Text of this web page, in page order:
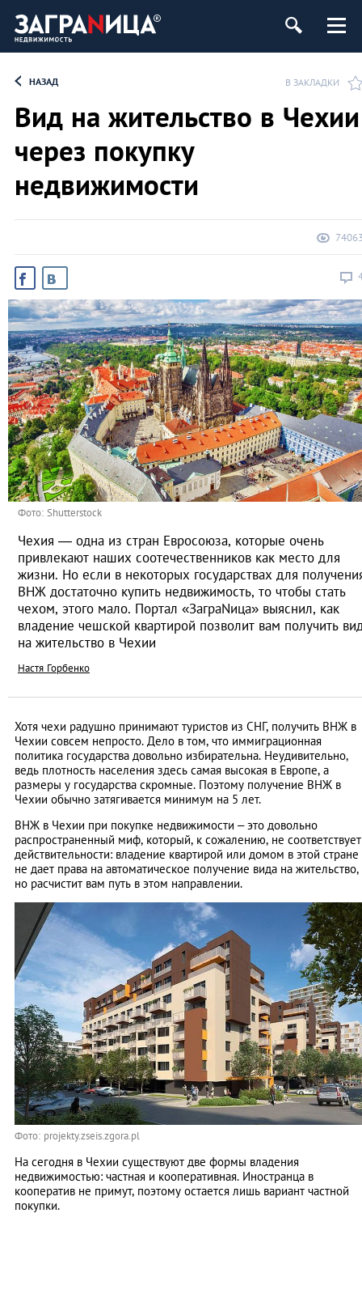
НАЗАД В ЗАКЛАДКИ
Вид на жительство в Чехии
через покупку
недвижимости
Фото: Shutterstock
Чехия — одна из стран Евросоюза, которые очень
привлекают наших соотечественников как место для
жизни. Но если в некоторых государствах для
ВНЖ достаточно купить недвижимость, то чтобы стать
чехом, этого мало. Портал «ЗаграNица» выяснил, как
владение чешской квартирой позволит вам получить
на жительство в Чехии
Настя Горбенко
Хотя чехи радушно принимают туристов из СНГ, получить ВНЖ в
Чехии совсем непросто. Дело в том, что иммиграционная
политика государства довольно избирательна. Неудивительно,
ведь плотность населения здесь самая высокая в Европе, а
размеры у государства скромные. Поэтому получение ВНЖ в
Чехии обычно затягивается минимум на 5 лет.
ВНЖ в Чехии при покупке недвижимости – это довольно
распространенный миф, который, к сожалению, не соответствует
действительности: владение квартирой или домом в этой стране
не дает права на автоматическое получение вида на жительство,
но расчистит вам путь в этом направлении.
Фото: projekty.zseis.zgora.pl
На сегодня в Чехии существуют две формы владения
недвижимостью: частная и кооперативная. Иностранца в
кооператив не примут, поэтому остается лишь вариант частной
покупки.